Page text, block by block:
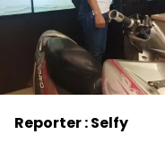
Reporter : Selfy